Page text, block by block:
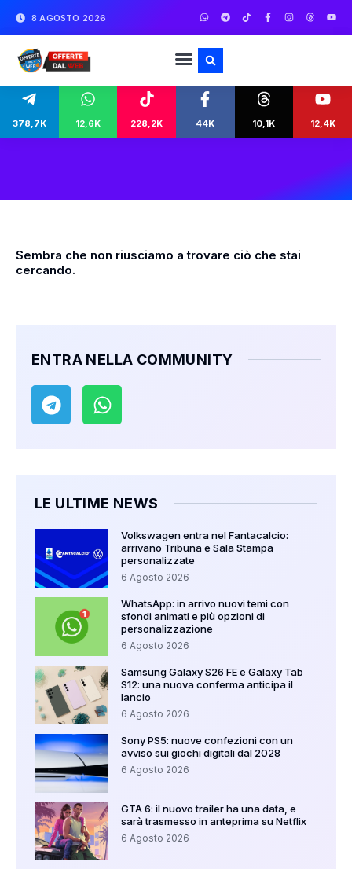
8 AGOSTO 2026
378,7K 12,6K 228,2K 44K 10,1K 12,4K
Sembra che non riusciamo a trovare ciò che stai
cercando.
ENTRA NELLA COMMUNITY
LE ULTIME NEWS
Volkswagen entra nel Fantacalcio:
arrivano Tribuna e Sala Stampa
personalizzate
6 Agosto 2026
WhatsApp: in arrivo nuovi temi con
sfondi animati e più opzioni di
personalizzazione
6 Agosto 2026
Samsung Galaxy S26 FE e Galaxy Tab
S12: una nuova conferma anticipa il
lancio
6 Agosto 2026
Sony PS5: nuove confezioni con un
avviso sui giochi digitali dal 2028
6 Agosto 2026
GTA 6: il nuovo trailer ha una data, e
sarà trasmesso in anteprima su Netflix
6 Agosto 2026